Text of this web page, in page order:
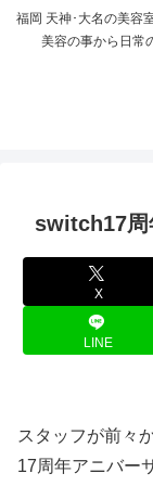
福岡 天神･大名の美容
美容の事から日常
switch17
X
LINE
スタッフが前々
17周年アニバー